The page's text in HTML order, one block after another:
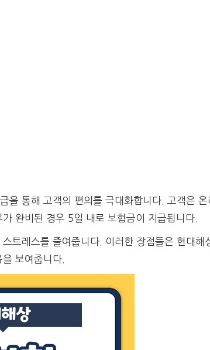
을 통해 고객의 편의를 극대화합니다. 고객은 온
완비된 경우 5일 내로 보험금이 지급됩니다.
트레스를 줄여줍니다. 이러한 장점들은 현대해
보여줍니다.